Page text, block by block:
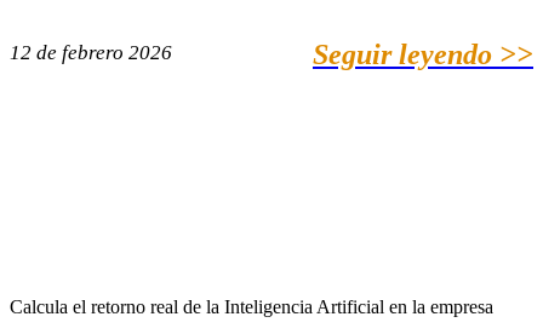
12 de febrero 2026 Seguir leyendo >>
Calcula el retorno real de la Inteligencia Artificial en la empresa